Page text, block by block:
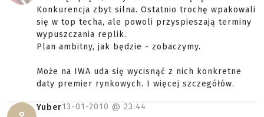
Konkurencja zbyt silna. Ostatnio trochę wpakowali
się w top techa, ale powoli przyspieszają terminy
wypuszczania replik.
Plan ambitny, jak będzie - zobaczymy.
Może na IWA uda się wycisnąć z nich konkretne
daty premier rynkowych. I więcej szczegółów.
Yuber13-01-2010 @ 23:44